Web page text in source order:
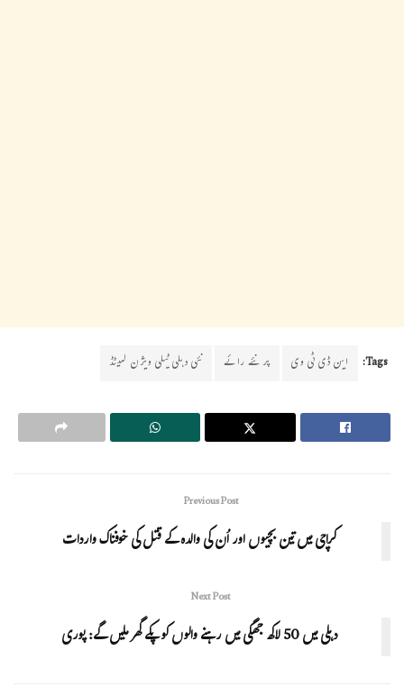
Tags: این ڈی ٹی وی پرنئے رائے نئی دہلی ٹیلی ویژن لمیٹڈ
Previous Post
کراچی میں تین بچیوں اور اُن کی والدہ کے قتل کی خوفناک واردات
Next Post
دہلی میں 50 لاکھ جھگی میں رہنے والوں کو پکے گھر ملیں گے: پوری